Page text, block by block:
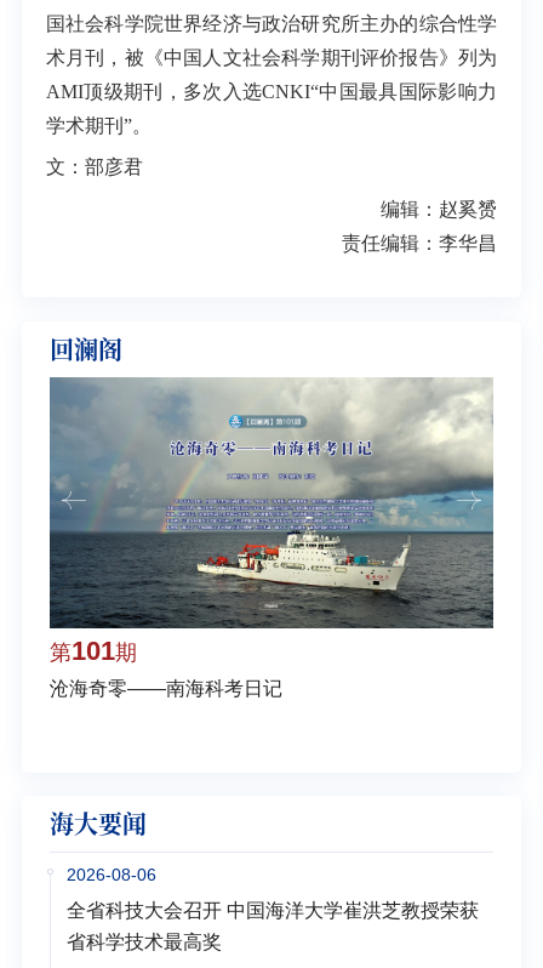
国社会科学院世界经济与政治研究所主办的综合性学
术月刊，被《中国人文社会科学期刊评价报告》列为
AMI顶级期刊，多次入选CNKI“中国最具国际影响力
学术期刊”。
文：部彦君
编辑：赵奚赟
责任编辑：李华昌
回澜阁
第101期
沧海奇零——南海科考日记
海大要闻
2026-08-06
全省科技大会召开 中国海洋大学崔洪芝教授荣获
省科学技术最高奖